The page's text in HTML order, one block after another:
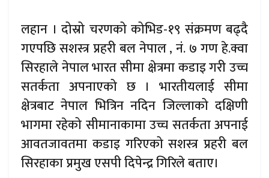
लहान । दोस्रो चरणको कोभिड-१९ संक्रमण बढ्दै
गएपछि सशस्त्र प्रहरी बल नेपाल , नं. ७ गण हे.क्वा
सिरहाले नेपाल भारत सीमा क्षेत्रमा कडाइ गरी उच्च
सतर्कता अपनाएको छ । भारतीयलाई सीमा
क्षेत्रबाट नेपाल भित्रिन नदिन जिल्लाको दक्षिणी
भागमा रहेको सीमानाकामा उच्च सतर्कता अपनाई
आवतजावतमा कडाइ गरिएको सशस्त्र प्रहरी बल
सिरहाका प्रमुख एसपी दिपेन्द्र गिरिले बताए।